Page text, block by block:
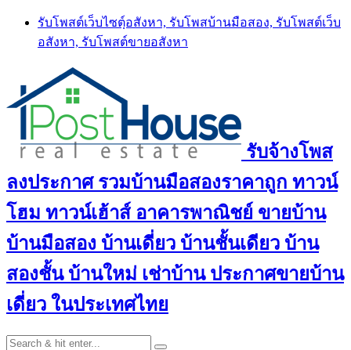
Skip
content
รับโพสต์เว็บไซตฺ์อสังหา, รับโพสบ้านมือสอง, รับโพสต์เว็บ
อสังหา, รับโพสต์ขายอสังหา
รับจ้างโพส
ลงประกาศ รวมบ้านมือสองราคาถูก ทาวน์
โฮม ทาวน์เฮ้าส์ อาคารพาณิชย์ ขายบ้าน
บ้านมือสอง บ้านเดี่ยว บ้านชั้นเดียว บ้าน
สองชั้น บ้านใหม่ เช่าบ้าน ประกาศขายบ้าน
เดี่ยว ในประเทศไทย